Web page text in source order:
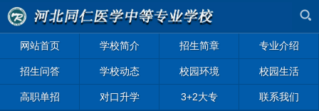
网站首页 学校简介 招生简章 专业介绍
招生问答 学校动态 校园环境 校园生活
高职单招 对口升学 3+2大专 联系我们